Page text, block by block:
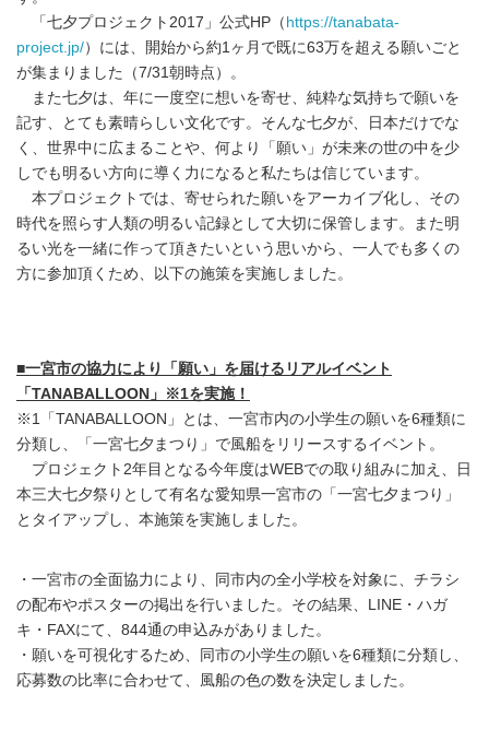
「七夕プロジェクト2017」公式HP（ https://tanabata-
project.jp/）には、開始から約1ヶ月で既に63万を超える願いごと
が集まりました（7/31朝時点）。
また七夕は、年に一度空に想いを寄せ、純粋な気持ちで願いを
記す、とても素晴らしい文化です。そんな七夕が、日本だけでな
く、世界中に広まることや、何より「願い」が未来の世の中を少
しでも明るい方向に導く力になると私たちは信じています。
本プロジェクトでは、寄せられた願いをアーカイブ化し、その
時代を照らす人類の明るい記録として大切に保管します。また明
るい光を一緒に作って頂きたいという思いから、一人でも多くの
方に参加頂くため、以下の施策を実施しました。
■一宮市の協力により「願い」を届けるリアルイベント
「TANABALLOON」※1を実施！
※1「TANABALLOON」とは、一宮市内の小学生の願いを6種類に
分類し、「一宮七夕まつり」で風船をリリースするイベント。
プロジェクト2年目となる今年度はWEBでの取り組みに加え、日
本三大七夕祭りとして有名な愛知県一宮市の「一宮七夕まつり」
とタイアップし、本施策を実施しました。
・一宮市の全面協力により、同市内の全小学校を対象に、チラシ
の配布やポスターの掲出を行いました。その結果、LINE・ハガ
キ・FAXにて、844通の申込みがありました。
・願いを可視化するため、同市の小学生の願いを6種類に分類し、
応募数の比率に合わせて、風船の色の数を決定しました。